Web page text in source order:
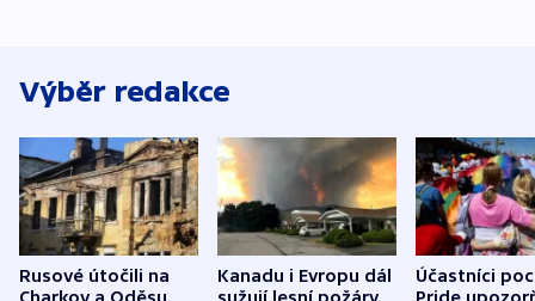
Výběr redakce
Rusové útočili na
Kanadu i Evropu dál
Účastníci